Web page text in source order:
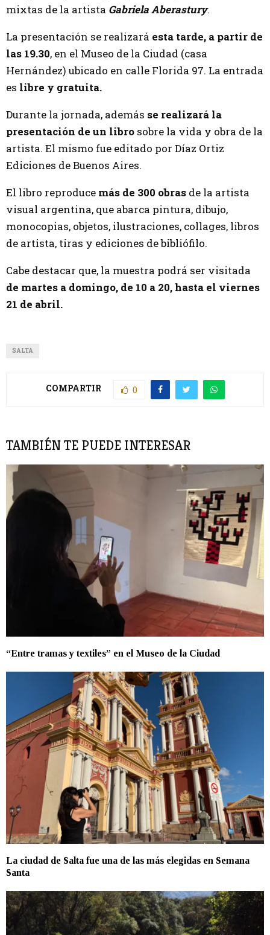
mixtas de la artista Gabriela Aberastury.
La presentación se realizará esta tarde, a partir de
las 19.30, en el Museo de la Ciudad (casa
Hernández) ubicado en calle Florida 97. La entrada
es libre y gratuita.
Durante la jornada, además se realizará la
presentación de un libro sobre la vida y obra de la
artista. El mismo fue editado por Díaz Ortiz
Ediciones de Buenos Aires.
El libro reproduce más de 300 obras de la artista
visual argentina, que abarca pintura, dibujo,
monocopias, objetos, ilustraciones, collages, libros
de artista, tiras y ediciones de bibliófilo.
Cabe destacar que, la muestra podrá ser visitada
de martes a domingo, de 10 a 20, hasta el viernes
21 de abril.
SALTA
COMPARTIR 0
TAMBIÉN TE PUEDE INTERESAR
“Entre tramas y textiles” en el Museo de la Ciudad
La ciudad de Salta fue una de las más elegidas en Semana
Santa